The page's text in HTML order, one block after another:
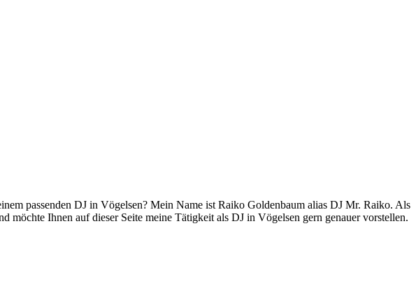
passenden DJ in Vögelsen? Mein Name ist Raiko Goldenbaum alias DJ Mr. Raiko. Als
möchte Ihnen auf dieser Seite meine Tätigkeit als DJ in Vögelsen gern genauer vorstellen.